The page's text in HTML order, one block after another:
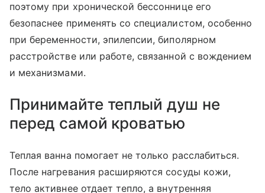
поэтому при хронической бессоннице его
безопаснее применять со специалистом, особенно
при беременности, эпилепсии, биполярном
расстройстве или работе, связанной с вождением
и механизмами.
Принимайте теплый душ не
перед самой кроватью
Теплая ванна помогает не только расслабиться.
После нагревания расширяются сосуды кожи,
тело активнее отдает тепло, а внутренняя